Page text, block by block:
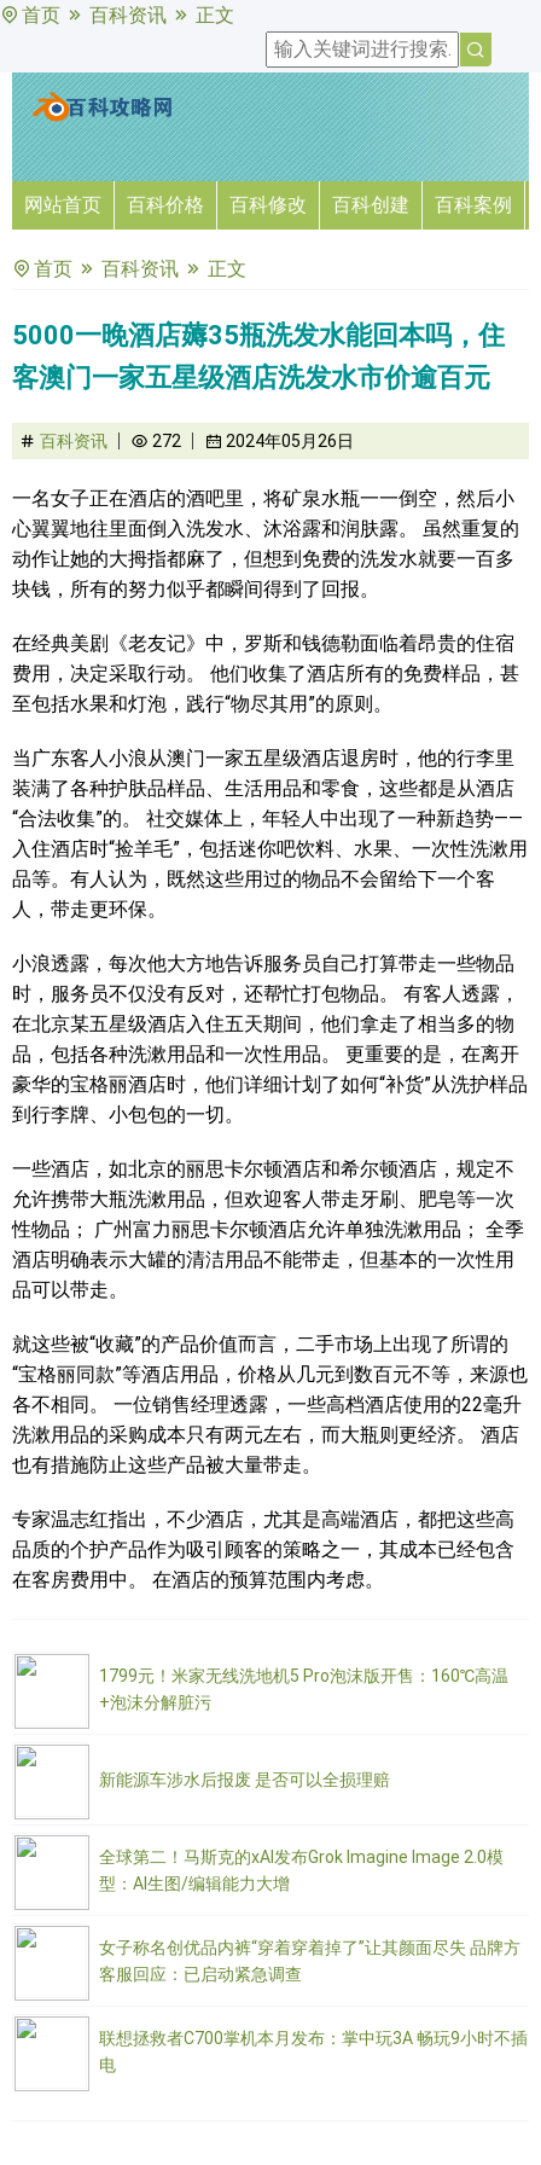
首页 百科资讯 正文
网站首页 百科价格 百科修改 百科创建 百科案例
首页 百科资讯 正文
5000一晚酒店薅35瓶洗发水能回本吗，住
客澳门一家五星级酒店洗发水市价逾百元
百科资讯 272 2024年05月26日
一名女子正在酒店的酒吧里，将矿泉水瓶一一倒空，然后小
心翼翼地往里面倒入洗发水、沐浴露和润肤露。 虽然重复的
动作让她的大拇指都麻了，但想到免费的洗发水就要一百多
块钱，所有的努力似乎都瞬间得到了回报。
在经典美剧《老友记》中，罗斯和钱德勒面临着昂贵的住宿
费用，决定采取行动。 他们收集了酒店所有的免费样品，甚
至包括水果和灯泡，践行“物尽其用”的原则。
当广东客人小浪从澳门一家五星级酒店退房时，他的行李里
装满了各种护肤品样品、生活用品和零食，这些都是从酒店
“合法收集”的。 社交媒体上，年轻人中出现了一种新趋势——
入住酒店时“捡羊毛”，包括迷你吧饮料、水果、一次性洗漱用
品等。有人认为，既然这些用过的物品不会留给下一个客
人，带走更环保。
小浪透露，每次他大方地告诉服务员自己打算带走一些物品
时，服务员不仅没有反对，还帮忙打包物品。 有客人透露，
在北京某五星级酒店入住五天期间，他们拿走了相当多的物
品，包括各种洗漱用品和一次性用品。 更重要的是，在离开
豪华的宝格丽酒店时，他们详细计划了如何“补货”从洗护样品
到行李牌、小包包的一切。
一些酒店，如北京的丽思卡尔顿酒店和希尔顿酒店，规定不
允许携带大瓶洗漱用品，但欢迎客人带走牙刷、肥皂等一次
性物品； 广州富力丽思卡尔顿酒店允许单独洗漱用品； 全季
酒店明确表示大罐的清洁用品不能带走，但基本的一次性用
品可以带走。
就这些被“收藏”的产品价值而言，二手市场上出现了所谓的
“宝格丽同款”等酒店用品，价格从几元到数百元不等，来源也
各不相同。 一位销售经理透露，一些高档酒店使用的22毫升
洗漱用品的采购成本只有两元左右，而大瓶则更经济。 酒店
也有措施防止这些产品被大量带走。
专家温志红指出，不少酒店，尤其是高端酒店，都把这些高
品质的个护产品作为吸引顾客的策略之一，其成本已经包含
在客房费用中。 在酒店的预算范围内考虑。
1799元！米家无线洗地机5 Pro泡沫版开售：160℃高温
+泡沫分解脏污
新能源车涉水后报废 是否可以全损理赔
全球第二！马斯克的xAI发布Grok Imagine Image 2.0模
型：AI生图/编辑能力大增
女子称名创优品内裤“穿着穿着掉了”让其颜面尽失 品牌方
客服回应：已启动紧急调查
联想拯救者C700掌机本月发布：掌中玩3A 畅玩9小时不插
电